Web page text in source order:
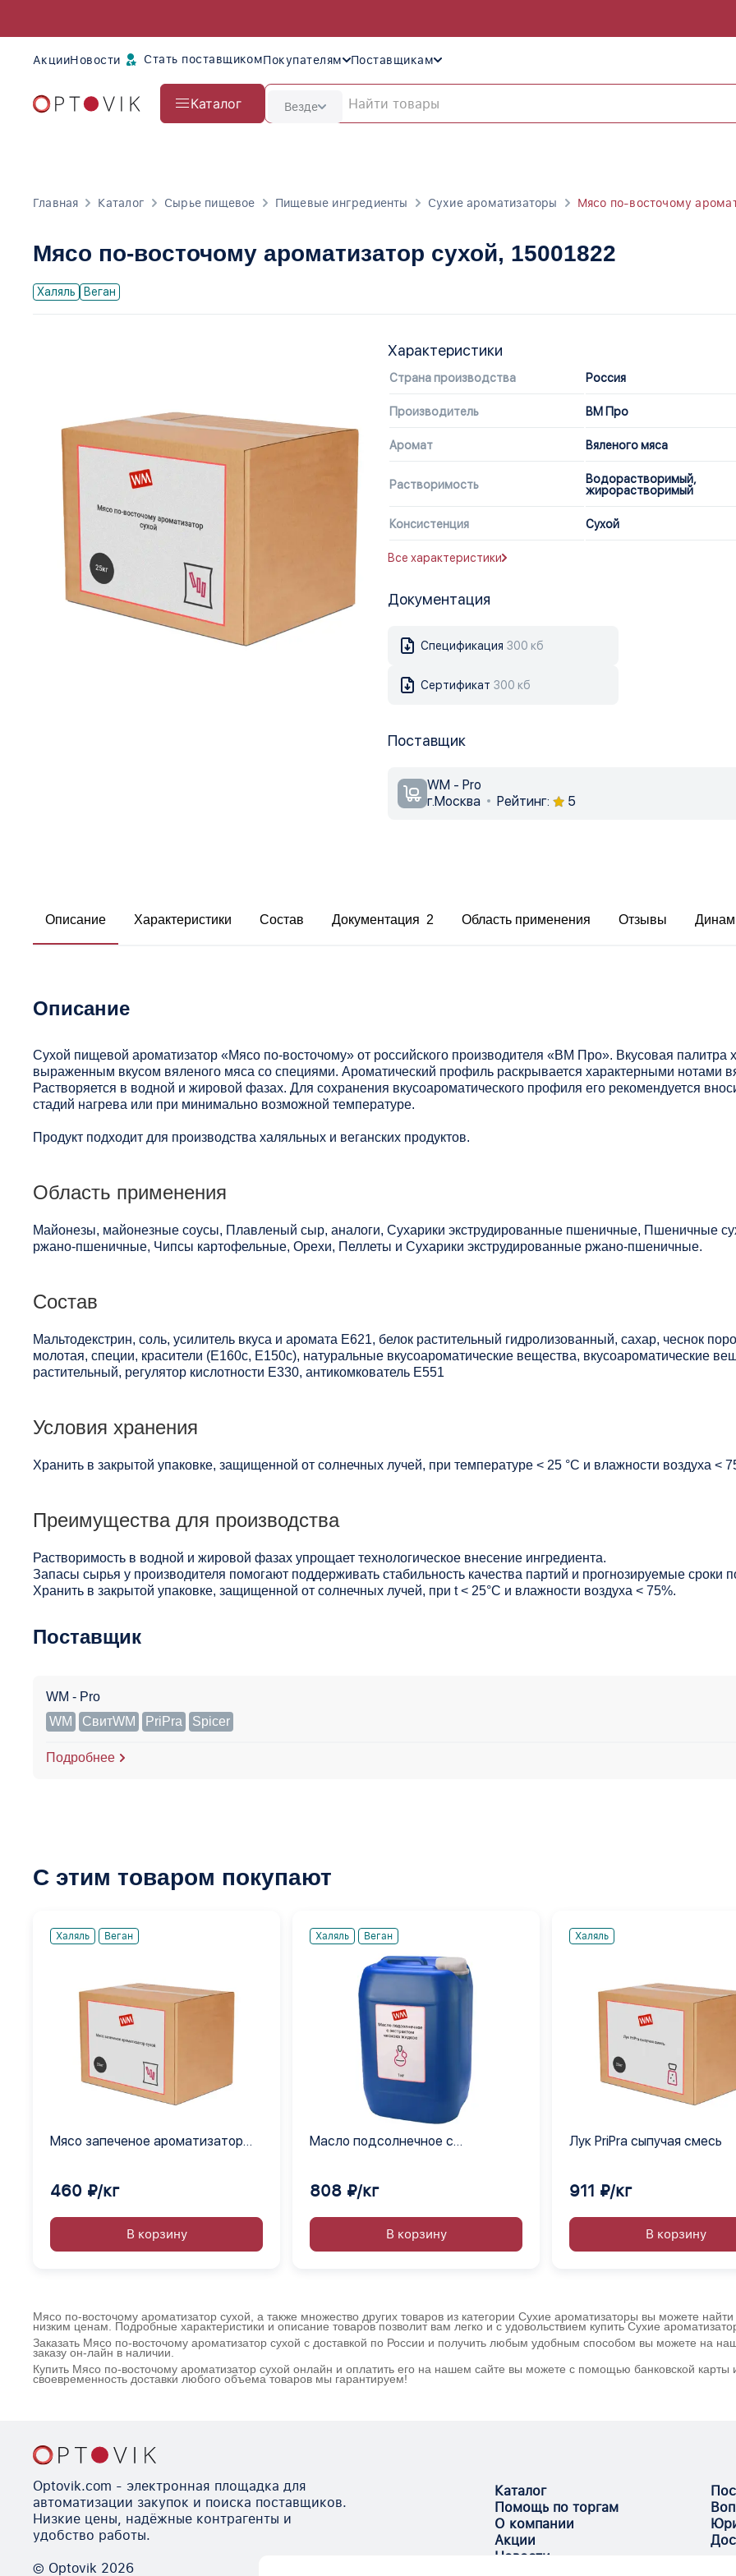
АкцииНовости Стать поставщикомПокупателям Поставщикам
Каталог Везде
Главная Каталог Сырье пищевое Пищевые ингредиенты Сухие ароматизаторы Мясо по-восточому
Мясо по-восточому ароматизатор сухой, 15001822
Халяль Веган
Характеристики
Страна производства Россия
Производитель ВМ Про
Аромат Вяленого мяса
Растворимость
Водорастворимый,
жирорастворимый
Консистенция Сухой
Все характеристики
Документация
Спецификация 300 кб
Сертификат 300 кб
Поставщик
WM - Pro
г.Москва
Рейтинг: 5
Описание Характеристики Состав Документация 2 Область применения Отзывы
Описание
Сухой пищевой ароматизатор «Мясо по-восточому» от российского производителя «ВМ Про». Вкусовая палитра
выраженным вкусом вяленого мяса со специями. Ароматический профиль раскрывается характерными нотами
Растворяется в водной и жировой фазах. Для сохранения вкусоароматического профиля его рекомендуется
стадий нагрева или при минимально возможной температуре.
Продукт подходит для производства халяльных и веганских продуктов.
Область применения
Майонезы, майонезные соусы, Плавленый сыр, аналоги, Сухарики экструдированные пшеничные, Пшеничные
ржано-пшеничные, Чипсы картофельные, Орехи, Пеллеты и Сухарики экструдированные ржано-пшеничные.
Состав
Мальтодекстрин, соль, усилитель вкуса и аромата Е621, белок растительный гидролизованный, сахар, чеснок
молотая, специи, красители (Е160с, Е150с), натуральные вкусоароматические вещества, вкусоароматические
растительный, регулятор кислотности Е330, антикомкователь Е551
Условия хранения
Хранить в закрытой упаковке, защищенной от солнечных лучей, при температуре < 25 °C и влажности воздуха <
Преимущества для производства
Растворимость в водной и жировой фазах упрощает технологическое внесение ингредиента.
Запасы сырья у производителя помогают поддерживать стабильность качества партий и прогнозируемые сроки
Хранить в закрытой упаковке, защищенной от солнечных лучей, при t < 25°С и влажности воздуха < 75%.
Поставщик
WM - Pro
WM
СвитWM PriPra Spicer
Подробнее
С этим товаром покупают
Халяль Веган
Мясо запеченое ароматизатор
460 ₽/кг
В корзину
Халяль Веган
Масло подсолнечное с
808 ₽/кг
В корзину
Халяль
Лук PriPra сыпучая смесь
911 ₽/кг
В корзину
Мясо по-восточому ароматизатор сухой, а также множество других товаров из категории Сухие ароматизаторы вы можете
низким ценам. Подробные характеристики и описание товаров позволит вам легко и с удовольствием купить Сухие
Заказать Мясо по-восточому ароматизатор сухой с доставкой по России и получить любым удобным способом вы можете на
заказу он-лайн в наличии.
Купить Мясо по-восточому ароматизатор сухой онлайн и оплатить его на нашем сайте вы можете с помощью банковской карты
своевременность доставки любого объема товаров мы гарантируем!
Optovik.com - электронная площадка для
автоматизации закупок и поиска поставщиков.
Низкие цены, надёжные контрагенты и
удобство работы.
© Optovik 2026
Каталог
Помощь по торгам
О компании
Акции
Новости